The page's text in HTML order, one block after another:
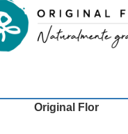
Original Flor